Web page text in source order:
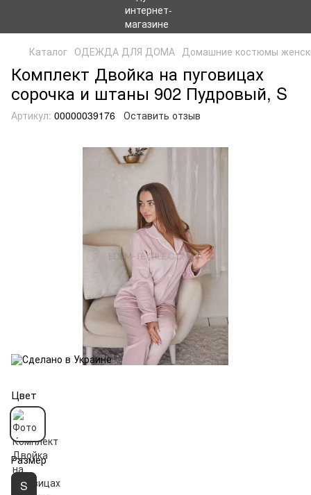
Каталог ОДЕЖДА ДЛЯ ДОМА Домашние костюмы
Комплект Двойка на пуговицах
сорочка и штаны 902 Пудровый, S
Артикул: 00000039176 Оставить отзыв
Цвет
Размер
S